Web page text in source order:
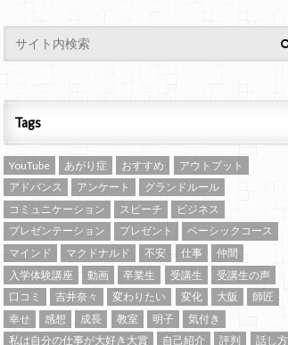
Tags
YouTube あがり症 おすすめ
アウトプット
アドバンス
アンケート
グランドルール
コミュニケーション
スピーチ
ビジネス
プレゼンテーション
プレゼント
ベーシックコース
マインド
マクドナルド 不安 仕事
仲間
入学体験講座
動画 卒業生 受講生
受講生の声
口コミ
吉井奈々 変わりたい 変化 大阪
師匠
幸せ
感想 成長 教室 明子
気付き
私は自分の仕事が大好き大賞
自己紹介 評判
話し方